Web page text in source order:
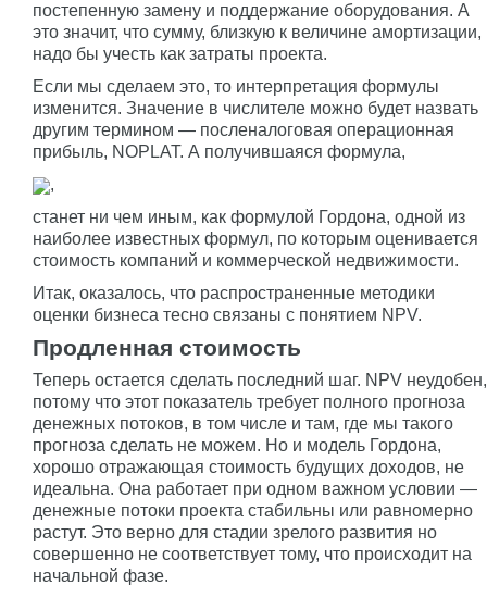
постепенную замену и поддержание оборудования. А
это значит, что сумму, близкую к величине амортизации,
надо бы учесть как затраты проекта.
Если мы сделаем это, то интерпретация формулы
изменится. Значение в числителе можно будет назвать
другим термином — посленалоговая операционная
прибыль, NOPLAT. А получившаяся формула,
,
станет ни чем иным, как формулой Гордона, одной из
наиболее известных формул, по которым оценивается
стоимость компаний и коммерческой недвижимости.
Итак, оказалось, что распространенные методики
оценки бизнеса тесно связаны с понятием NPV.
Продленная стоимость
Теперь остается сделать последний шаг. NPV неудобен,
потому что этот показатель требует полного прогноза
денежных потоков, в том числе и там, где мы такого
прогноза сделать не можем. Но и модель Гордона,
хорошо отражающая стоимость будущих доходов, не
идеальна. Она работает при одном важном условии —
денежные потоки проекта стабильны или равномерно
растут. Это верно для стадии зрелого развития но
совершенно не соответствует тому, что происходит на
начальной фазе.